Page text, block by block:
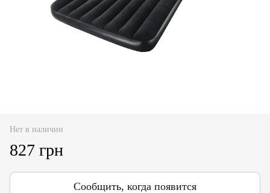
Нет в наличии
827 грн
Сообщить, когда появится